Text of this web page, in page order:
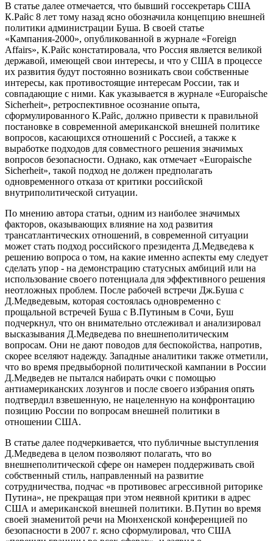
В статье далее отмечается, что бывший госсекретарь США
К.Райс 8 лет тому назад ясно обозначила концепцию внешней
политики администрации Буша. В своей статье
«Кампания-2000», опубликованной в журнале «Foreign
Affairs», К.Райс констатировала, что Россия является великой
державой, имеющей свои интересы, и что у США в процессе
их развития будут постоянно возникать свои собственные
интересы, как противостоящие интересам России, так и
совпадающие с ними. Как указывается в журнале «Europaische
Sicherheit», ретроспективное осознание опыта,
сформулированного К.Райс, должно привести к правильной
постановке в современной американской внешней политике
вопросов, касающихся отношений с Россией, а также к
выработке подходов для совместного решения значимых
вопросов безопасности. Однако, как отмечает «Europaische
Sicherheit», такой подход не должен предполагать
одновременного отказа от критики российской
внутриполитической ситуации.
По мнению автора статьи, одним из наиболее значимых
факторов, оказывающих влияние на ход развития
трансатлантических отношений, в современной ситуации
может стать подход российского президента Д.Медведева к
решению вопроса о том, на какие именно аспекты ему следует
сделать упор - на демонстрацию статусных амбиций или на
использование своего потенциала для эффективного решения
неотложных проблем. После рабочей встречи Дж.Буша с
Д.Медведевым, которая состоялась одновременно с
прощальной встречей Буша с В.Путиным в Сочи, Буш
подчеркнул, что он внимательно отслеживал и анализировал
высказывания Д.Медведева по внешнеполитическим
вопросам. Они не дают поводов для беспокойства, напротив,
скорее вселяют надежду. Западные аналитики также отметили,
что во время предвыборной политической кампании в России
Д.Медведев не пытался набирать очки с помощью
антиамериканских лозунгов и после своего избрания опять
подтвердил взвешенную, не нацеленную на конфронтацию
позицию России по вопросам внешней политики в
отношении США.
В статье далее подчеркивается, что публичные выступления
Д.Медведева в целом позволяют полагать, что во
внешнеполитической сфере он намерен поддерживать свой
собственный стиль, направленный на развитие
сотрудничества, подчас «в противовес агрессивной риторике
Путина», не прекращая при этом неявной критики в адрес
США и американской внешней политики. В.Путин во время
своей знаменитой речи на Мюнхенской конференцией по
безопасности в 2007 г. ясно сформулировал, что США